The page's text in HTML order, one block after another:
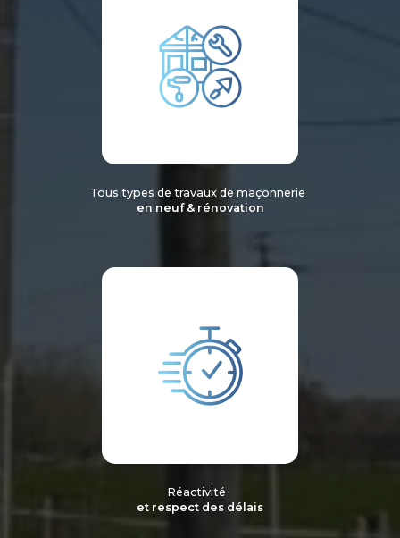
Tous types de travaux de maçonnerie
en neuf & rénovation
Réactivité
et respect des délais